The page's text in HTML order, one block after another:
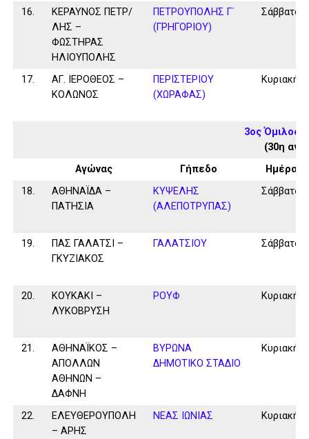
16.
ΚΕΡΑΥΝΟΣ ΠΕΤΡ/
ΛΗΣ –
ΦΩΣΤΗΡΑΣ
ΗΛΙΟΥΠΟΛΗΣ
ΠΕΤΡΟΥΠΟΛΗΣ Γ΄
(ΓΡΗΓΟΡΙΟΥ)
Σάββατο
17.
ΑΓ. ΙΕΡΟΘΕΟΣ –
ΚΟΛΩΝΟΣ
ΠΕΡΙΣΤΕΡΙΟΥ
(ΧΩΡΑΦΑΣ)
Κυριακή
3ος Όμιλος
(30η
Αγώνας
Γήπεδο
Ημέρα
18.
ΑΘΗΝΑΪΔΑ –
ΠΑΤΗΣΙΑ
ΚΥΨΕΛΗΣ
(ΑΛΕΠΟΤΡΥΠΑΣ)
Σάββατο
19.
ΠΑΣ ΓΑΛΑΤΣΙ –
ΓΚΥΖΙΑΚΟΣ
ΓΑΛΑΤΣΙΟΥ Σάββατο
20.
ΚΟΥΚΑΚΙ –
ΛΥΚΟΒΡΥΣΗ
ΡΟΥΦ Κυριακή
21.
ΑΘΗΝΑΪΚΟΣ –
ΑΠΟΛΛΩΝ
ΑΘΗΝΩΝ –
ΔΑΦΝΗ
ΒΥΡΩΝΑ
ΔΗΜΟΤΙΚΟ ΣΤΑΔΙΟ
Κυριακή
22.
ΕΛΕΥΘΕΡΟΥΠΟΛΗ
– ΑΡΗΣ
ΝΕΑΣ ΙΩΝΙΑΣ Κυριακή